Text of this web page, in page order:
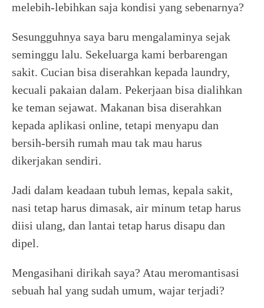
melebih-lebihkan saja kondisi yang sebenarnya?
Sesungguhnya saya baru mengalaminya sejak
seminggu lalu. Sekeluarga kami berbarengan
sakit. Cucian bisa diserahkan kepada laundry,
kecuali pakaian dalam. Pekerjaan bisa dialihkan
ke teman sejawat. Makanan bisa diserahkan
kepada aplikasi online, tetapi menyapu dan
bersih-bersih rumah mau tak mau harus
dikerjakan sendiri.
Jadi dalam keadaan tubuh lemas, kepala sakit,
nasi tetap harus dimasak, air minum tetap harus
diisi ulang, dan lantai tetap harus disapu dan
dipel.
Mengasihani dirikah saya? Atau meromantisasi
sebuah hal yang sudah umum, wajar terjadi?